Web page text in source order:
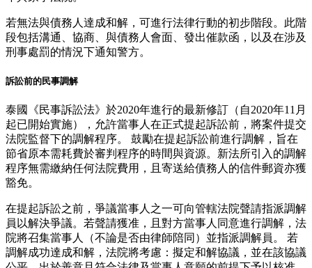
若無法與債務人達成和解，可進行法律行動的初步階段。此階
段包括溝通、協商、與債務人會面、發出催款函，以及在涉及
刑事處罰的情況下通知警方。
訴訟前的民事調解
泰國《民事訴訟法》於2020年進行的最新修訂（自2020年11月
起已開始實施），允許當事人在正式提起訴訟前，將案件提交
法院監督下的調解程序。 鼓勵在提起訴訟前進行調解，旨在
節省原本需耗費於審判程序的時間與資源。新法所引入的調解
程序無需繳納任何法院費用，且寄送給債務人的信件郵資亦獲
豁免。
在提起訴訟之前，爭議當事人之一可向管轄法院聲請指派調解
員以解決爭議。若聲請獲准，且對方當事人同意進行調解，法
院將召集當事人（不論是否由律師陪同）並指派調解員。 若
調解成功達成和解，法院將考慮：擬定和解協議，並在該協議